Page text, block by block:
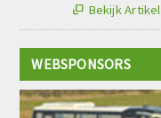
 Bekijk Artikel
WEBSPONSORS